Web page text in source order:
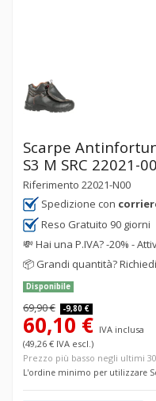
Scarpe
S3 M SRC 22021-
Riferimento 22021-N00
Spedizione con
Reso Gratuito 90 giorni
💸Hai una P.IVA? -20% -
📦 Grandi quantità?
Disponibile
69,90 € -9,80 €
60,10 € IVA inclusa
(49,26 € IVA escl.)
Prezzo più basso negli ultimi
L'ordine minimo per utilizzare